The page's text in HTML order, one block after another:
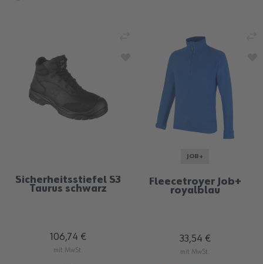
Sicherheitsstiefel S3
Taurus schwarz
106,74 €
mit MwSt.
JOB+
Fleecetroyer Job+
royalblau
33,54 €
mit MwSt.